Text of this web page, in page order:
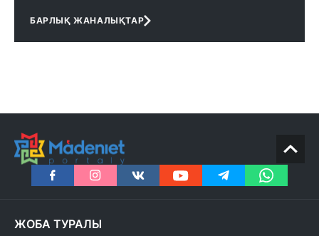
БАРЛЫҚ ЖАНАЛЫҚТАР
ЖОБА ТУРАЛЫ